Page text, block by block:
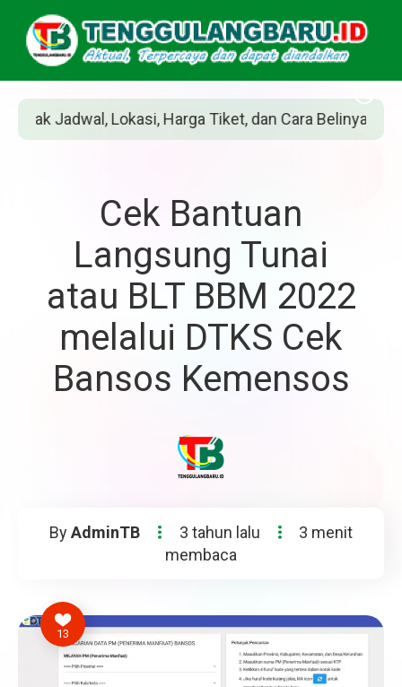
Tiket, dan Cara Belinya Siapakah
Cek Bantuan
Langsung Tunai
atau BLT BBM 2022
melalui DTKS Cek
Bansos Kemensos
ByAdminTB 3 tahun lalu
3 menit
membaca
13